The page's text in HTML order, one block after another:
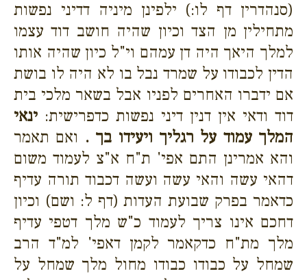
(סנהדרין דף לו:) ילפינן מיניה דדיני נפשות
מתחילין מן הצד וכיון שהיה חושב דוד עצמו
למלך היאך היה דן עמהם וי"ל כיון שהיה אותו
הדין לכבודו על שמרד נבל בו לא היה לו בושת
אם ידברו האחרים לפניו אבל בשאר מלכי בית
דוד ודאי אין דנין דיני נפשות כדפרישית: ינאי
המלך עמוד על רגליך ויעידו בך . ואם תאמר
והא אמרינן התם אפי' ת"ח א"צ לעמוד משום
דהאי עשה והאי עשה ועשה דכבוד תורה עדיף
כדאמר בפרק שבועת העדות (דף ל: ושם) וכיון
דחכם אינו צריך לעמוד כ"ש מלך דטפי עדיף
מלך מת"ח כדקאמר לקמן דאפי' למ"ד הרב
שמחל על כבודו כבודו מחול מלך שמחל על